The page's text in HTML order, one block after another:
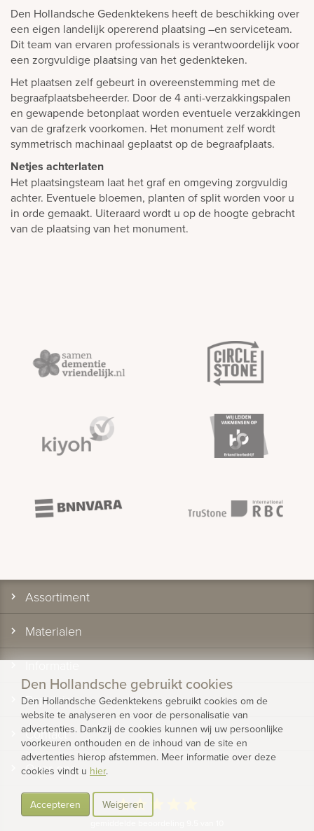
Den Hollandsche Gedenktekens heeft de beschikking over
een eigen landelijk opererend plaatsing –en serviceteam.
Dit team van ervaren professionals is verantwoordelijk voor
een zorgvuldige plaatsing van het gedenkteken.
Het plaatsen zelf gebeurt in overeenstemming met de
begraafplaatsbeheerder. Door de 4 anti-verzakkingspalen
en gewapende betonplaat worden eventuele verzakkingen
van de grafzerk voorkomen. Het monument zelf wordt
symmetrisch machinaal geplaatst op de begraafplaats.
Netjes achterlaten
Het plaatsingsteam laat het graf en omgeving zorgvuldig
achter. Eventuele bloemen, planten of split worden voor u
in orde gemaakt. Uiteraard wordt u op de hoogte gebracht
van de plaatsing van het monument.
Assortiment
Materialen
Informatie
Populair
Contact
Over ons
starstar
Den Hollandsche gebruikt cookies
Den Hollandsche Gedenktekens gebruikt cookies om de
website te analyseren en voor de personalisatie van
advertenties. Dankzij de cookies kunnen wij uw persoonlijke
voorkeuren onthouden en de inhoud van de site en
advertenties hierop afstemmen. Meer informatie over deze
cookies vindt u hier.
Accepteren Weigeren